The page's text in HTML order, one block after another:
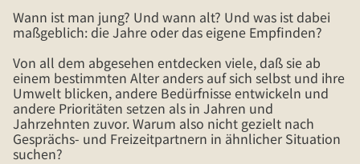
Wann ist man jung? Und wann alt? Und was ist dabei
maßgeblich: die Jahre oder das eigene Empfinden?
Von all dem abgesehen entdecken viele, daß sie ab
einem bestimmten Alter anders auf sich selbst und ihre
Umwelt blicken, andere Bedürfnisse entwickeln und
andere Prioritäten setzen als in Jahren und
Jahrzehnten zuvor. Warum also nicht gezielt nach
Gesprächs- und Freizeitpartnern in ähnlicher Situation
suchen?